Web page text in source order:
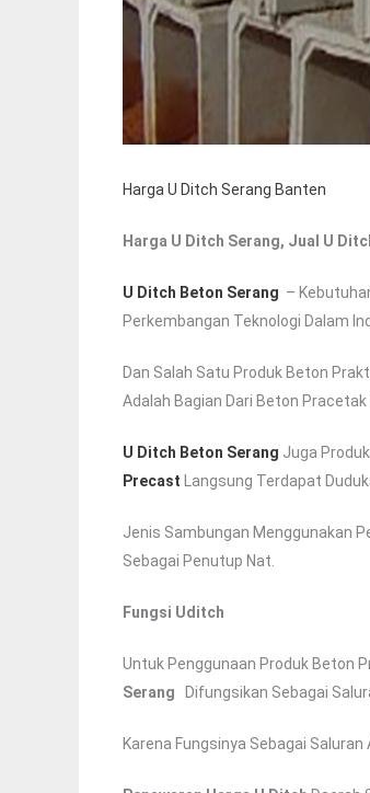
Harga U Ditch Serang Banten
Harga U Ditch Serang, Jual U
U Ditch Beton Serang –
Perkembangan Teknologi Dalam
Dan Salah Satu Produk Beton
Adalah Bagian Dari Beton
U Ditch Beton Serang Juga
Precast Langsung Terdapat
Jenis Sambungan Menggunakan
Sebagai Penutup Nat.
Fungsi Uditch
Untuk Penggunaan Produk Beton
Serang Difungsikan Sebagai
Karena Fungsinya Sebagai